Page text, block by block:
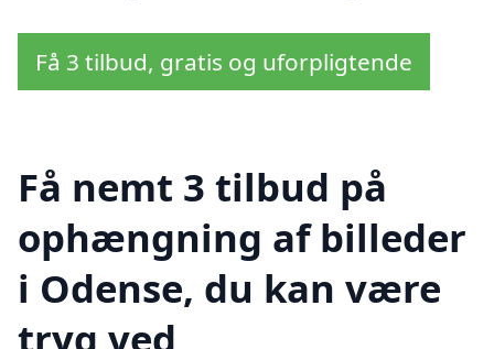
Få 3 tilbud, gratis og uforpligtende
Få nemt 3 tilbud på
ophængning af billeder
i Odense, du kan være
tryg ved